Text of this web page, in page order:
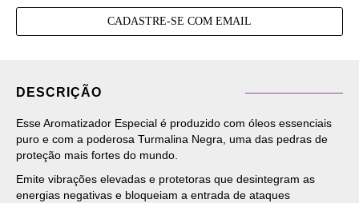
CADASTRE-SE COM EMAIL
DESCRIÇÃO
Esse Aromatizador Especial é produzido com óleos essenciais
puro e com a poderosa Turmalina Negra, uma das pedras de
proteção mais fortes do mundo.
Emite vibrações elevadas e protetoras que desintegram as
energias negativas e bloqueiam a entrada de ataques